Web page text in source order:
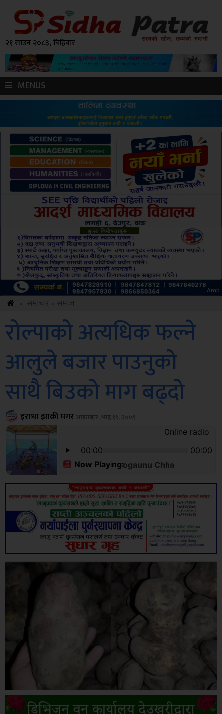
२१ साउन २०८३, बिहिबार
MENUS
Amb
रोल्पाको अत्यधिक फल्ने
आलुले बजार पाउनुको
साथै बिउको माग बढ्दो
इराधा झाक्री मगर आइतबार, भाद्र १९, २०७९